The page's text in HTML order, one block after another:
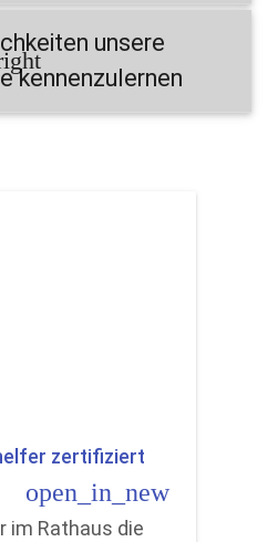
unsere
kennenzulernen
zertifiziert
open_in_new
im Rathaus die